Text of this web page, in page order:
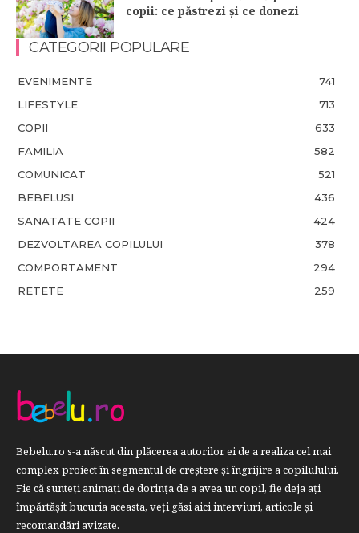
copii: ce păstrezi și ce donezi
CATEGORII POPULARE
EVENIMENTE
741
LIFESTYLE
713
COPII
633
FAMILIA
582
COMUNICAT
521
BEBELUSI
436
SANATATE COPII
424
DEZVOLTAREA COPILULUI
378
COMPORTAMENT
294
RETETE
259
Bebelu.ro s-a născut din plăcerea autorilor ei de a realiza cel mai
complex proiect în segmentul de creştere şi îngrijire a copilulului.
Fie că sunteţi animaţi de dorinţa de a avea un copil, fie deja aţi
împărtăşit bucuria aceasta, veți găsi aici interviuri, articole şi
recomandări avizate.